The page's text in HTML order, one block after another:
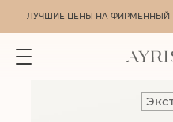
ЛУЧШИЕ ЦЕНЫ НА ФИРМЕННЫЙ